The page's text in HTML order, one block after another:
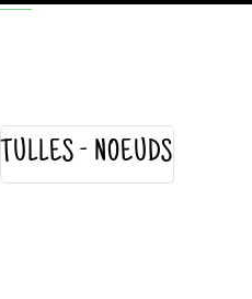
TULLES - NOEUDS